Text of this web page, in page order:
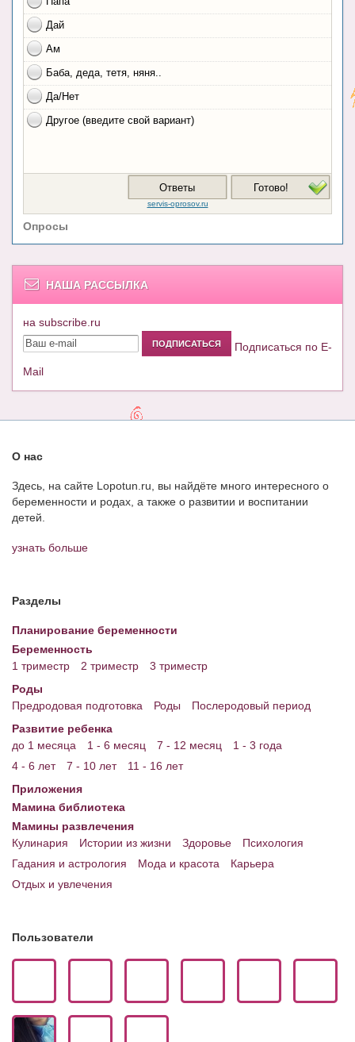
Опросы
НАША РАССЫЛКА
на subscribe.ru
Подписаться по E-
Mail
О нас
Здесь, на сайте Lopotun.ru, вы найдёте много интересного о
беременности и родах, а также о развитии и воспитании
детей.
узнать больше
Разделы
Планирование беременности
Беременность
1 триместр
2 триместр
3 триместр
Роды
Предродовая подготовка
Роды
Послеродовый период
Развитие ребенка
до 1 месяца
1 - 6 месяц 7 - 12 месяц
1 - 3 года
4 - 6 лет
7 - 10 лет
11 - 16 лет
Приложения
Мамина библиотека
Мамины развлечения
Кулинария
Истории из жизни Здоровье
Психология
Гадания и астрология
Мода и красота
Карьера
Отдых и увлечения
Пользователи